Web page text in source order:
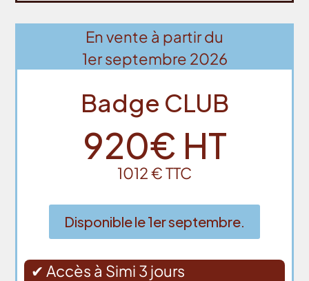
En vente à partir du
1er septembre 2026
Badge CLUB
920€ HT
1012 € TTC
Disponible le 1er septembre.
✔ Accès à Simi 3 jours